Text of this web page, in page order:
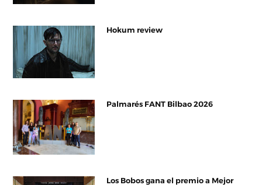
Hokum review
Palmarés FANT Bilbao 2026
Los Bobos gana el premio a Mejor